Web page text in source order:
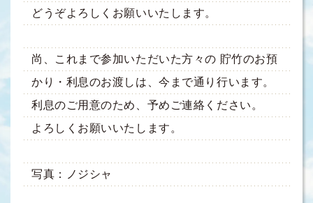
どうぞよろしくお願いいたします。
尚、これまで参加いただいた方々の 貯竹のお預
かり・利息のお渡しは、今まで通り行います。
利息のご用意のため、予めご連絡ください。
よろしくお願いいたします。
写真：ノジシャ